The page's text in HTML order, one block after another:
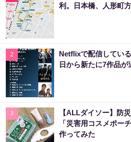
利。日本橋、人形町
2
Netflixで配信してい
日から新たに7作品が
3
【ALLダイソー】防
「災害用コスメポー
作ってみた